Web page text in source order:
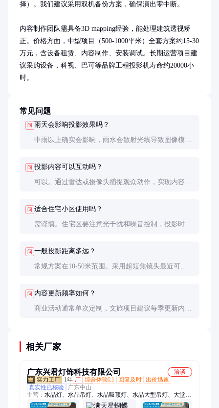
择）。我们建议采用双机备份方案，确保演出零中断。
内容制作团队需具备3D mapping经验，能处理建筑透视矫
正。价格方面，中型项目（500-1000平米）全套方案约15-30
万元，含设备租赁、内容制作、安装调试。长期运营项目建
议采购设备，科视、巴可等品牌工程投影机寿命约20000小
时。
常见问题
问 雨天会影响投影效果吗？
中雨以上确实会影响，雨水会散射光线导致图像模
问 投影内容可以互动吗？
可以。通过雷达或摄像头捕捉观众动作，实现内容交
问 适合住宅小区使用吗？
需谨慎。住宅区要注意光干扰和噪音控制，投影时间
问 一般投影距离多远？
常规方案在10-50米范围。采用超短焦镜头最近可达3
问 内容更新频率如何？
商业活动通常单次定制，文旅项目建议每季更新内容
相关厂家
广东兴君灯饰科技有限公司
洽谈
1年 厂 综合体验L1 回复及时 出价迅速
真实性已核验
广东中山
主营： 水晶灯、水晶吊灯、水晶吸顶灯、水晶大型吊灯、大堂包
间水晶具、玻璃吊灯、蝴蝶水晶灯、枝型水晶吊灯、酒店吊灯工